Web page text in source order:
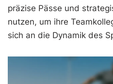
präzise Pässe und
nutzen, um ihre
sich an die Dynamik des